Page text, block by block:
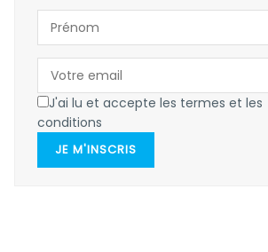
J'ai lu et accepte les termes et les
conditions
JE M'INSCRIS